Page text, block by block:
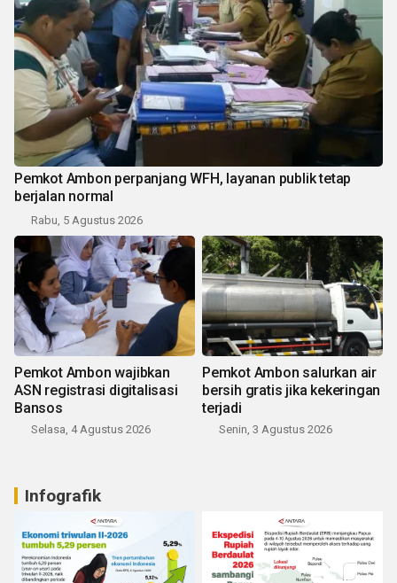
Pemkot Ambon perpanjang WFH, layanan publik tetap
berjalan normal
Rabu, 5 Agustus 2026
Pemkot Ambon wajibkan
ASN registrasi digitalisasi
Bansos
Selasa, 4 Agustus 2026
Pemkot Ambon salurkan air
bersih gratis jika kekeringan
terjadi
Senin, 3 Agustus 2026
Infografik